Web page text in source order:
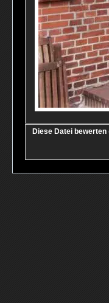
Diese Datei bewerten